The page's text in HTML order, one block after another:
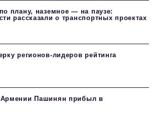
плану, наземное — на паузе:
рассказали о транспортных проектах
регионов-лидеров рейтинга
Пашинян прибыл в